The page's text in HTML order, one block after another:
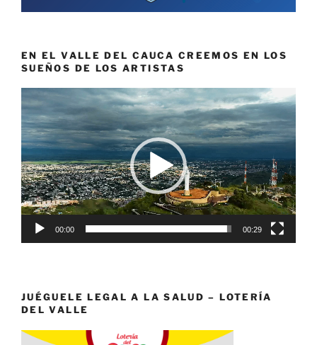
EN EL VALLE DEL CAUCA CREEMOS EN LOS
SUEÑOS DE LOS ARTISTAS
Reproductor
de
vídeo
00:00 00:29
JUÉGUELE LEGAL A LA SALUD – LOTERÍA
DEL VALLE